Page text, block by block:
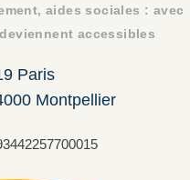
aides sociales : avec
accessibles
Paris
Montpellier